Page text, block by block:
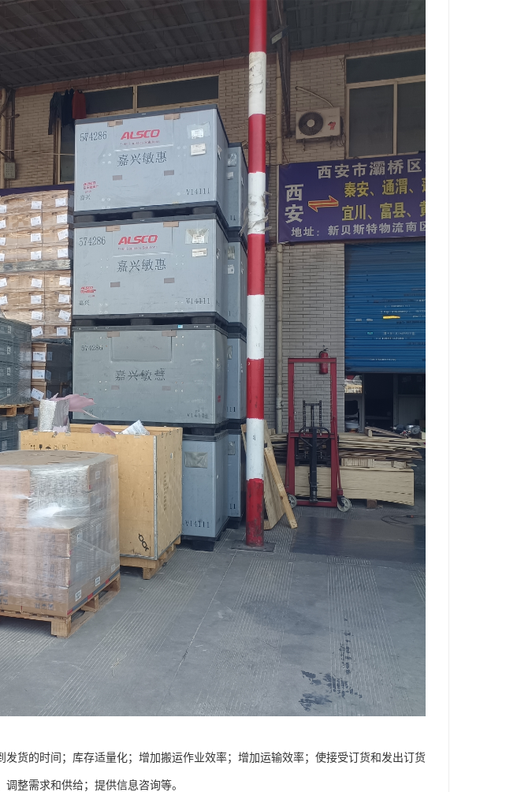
货的时间；库存适量化；增加搬运作业效率；增加运输效率；使接受订货和发出订货
整需求和供给；提供信息咨询等。